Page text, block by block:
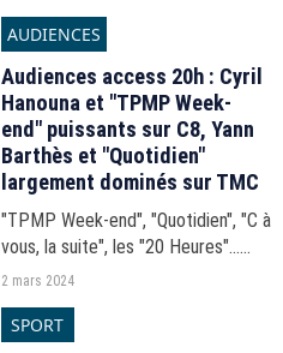
AUDIENCES
Audiences access 20h : Cyril
Hanouna et "TPMP Week-
end" puissants sur C8, Yann
Barthès et "Quotidien"
largement dominés sur TMC
"TPMP Week-end", "Quotidien", "C à
vous, la suite", les "20 Heures"...
Les audiences du 20h-21h du
2 mars 2024
SPORT